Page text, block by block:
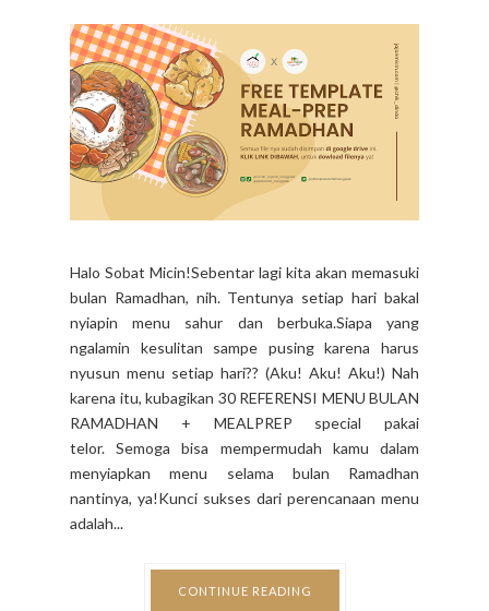
Halo Sobat Micin!Sebentar lagi kita akan memasuki
bulan Ramadhan, nih. Tentunya setiap hari bakal
nyiapin menu sahur dan berbuka.Siapa yang
ngalamin kesulitan sampe pusing karena harus
nyusun menu setiap hari?? (Aku! Aku! Aku!) Nah
karena itu, kubagikan 30 REFERENSI MENU BULAN
RAMADHAN + MEALPREP special pakai
telor. Semoga bisa mempermudah kamu dalam
menyiapkan menu selama bulan Ramadhan
nantinya, ya!Kunci sukses dari perencanaan menu
adalah...
CONTINUE READING